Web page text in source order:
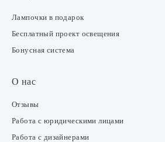
Лампочки в подарок
Бесплатный проект освещения
Бонусная система
О нас
Отзывы
Работа с юридическими лицами
Работа с дизайнерами